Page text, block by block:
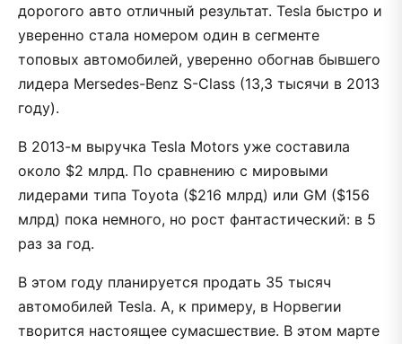
дорогого авто отличный результат. Tesla быстро и
уверенно стала номером один в сегменте
топовых автомобилей, уверенно обогнав бывшего
лидера Mersedes-Benz S-Class (13,3 тысячи в 2013
году).
В 2013-м выручка Tesla Motors уже составила
около $2 млрд. По сравнению с мировыми
лидерами типа Toyota ($216 млрд) или GM ($156
млрд) пока немного, но рост фантастический: в 5
раз за год.
В этом году планируется продать 35 тысяч
автомобилей Tesla. А, к примеру, в Норвегии
творится настоящее сумасшествие. В этом марте